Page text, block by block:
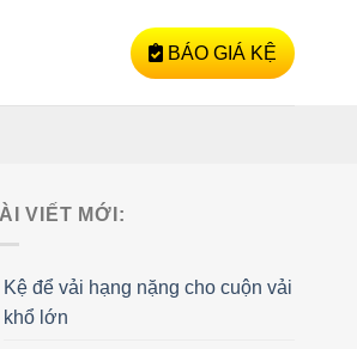
BÁO GIÁ KỆ
VIẾT MỚI:
Kệ để vải hạng nặng cho cuộn vải
khổ lớn